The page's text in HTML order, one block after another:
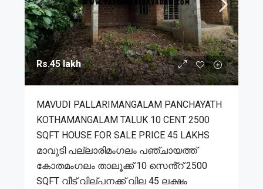
Rs.45 lakh
MAVUDI PALLARIMANGALAM PANCHAYATH
KOTHAMANGALAM TALUK 10 CENT 2500
SQFT HOUSE FOR SALE PRICE 45 LAKHS
മാവുടി പല്ലാരിമംഗലം പഞ്ചായത്ത്
കോതമംഗലം താലൂക്ക് 10 സെൻ്റ് 2500
SQFT വീട് വില്പനക്ക് വില 45 ലക്ഷം